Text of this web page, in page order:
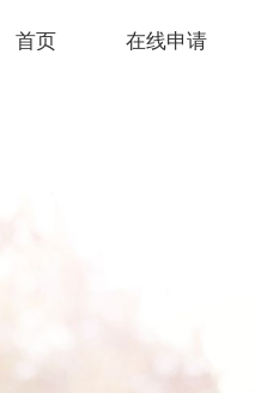
首页 在线申请